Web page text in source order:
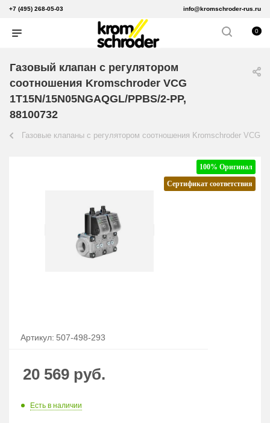
+7 (495) 268-05-03 info@kromschroder-rus.ru
0
Газовый клапан с регулятором
соотношения Kromschroder VCG
1T15N/15N05NGAQGL/PPBS/2-PP,
88100732
Газовые клапаны с регулятором соотношения Kromschroder VCG
100% Оригинал
Сертификат соответствия
Артикул: 507-498-293
20 569 руб.
Есть в наличии